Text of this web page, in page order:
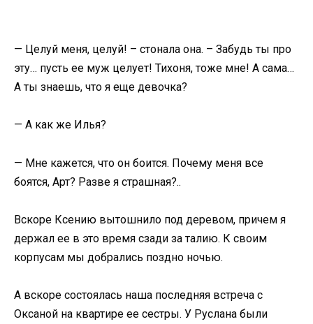
— Целуй меня, целуй! – стонала она. – Забудь ты про
эту… пусть ее муж целует! Тихоня, тоже мне! А сама…
А ты знаешь, что я еще девочка?
— А как же Илья?
— Мне кажется, что он боится. Почему меня все
боятся, Арт? Разве я страшная?..
Вскоре Ксению вытошнило под деревом, причем я
держал ее в это время сзади за талию. К своим
корпусам мы добрались поздно ночью.
А вскоре состоялась наша последняя встреча с
Оксаной на квартире ее сестры. У Руслана были